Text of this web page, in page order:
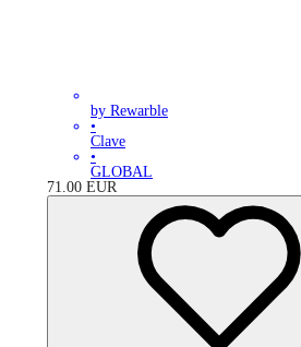
by Rewarble
•
Clave
•
GLOBAL
71.00 EUR